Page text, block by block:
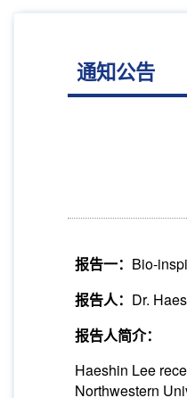
通知公告
报告一： Bio-
报告人： Dr.
报告人简介：
Haeshin Lee
Northwestern